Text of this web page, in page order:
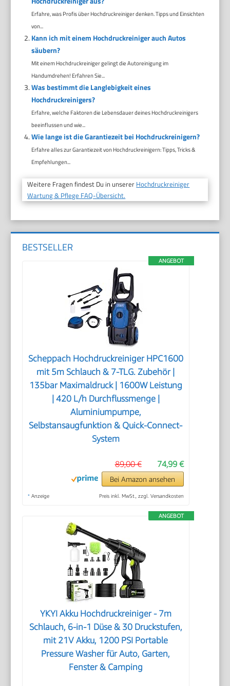
Erfahre, was Profis über Hochdruckreiniger denken. Tipps und Einsichten
von...
Kann ich mit einem Hochdruckreiniger auch Autos
säubern?
Mit einem Hochdruckreiniger gelingt die Autoreinigung im
Handumdrehen! Erfahren Sie...
Was bestimmt die Langlebigkeit eines
Hochdruckreinigers?
Erfahre, welche Faktoren die Lebensdauer deines Hochdruckreinigers
beeinflussen und wie...
Wie lange ist die Garantiezeit bei Hochdruckreinigern?
Erfahre alles zur Garantiezeit von Hochdruckreinigern: Tipps, Tricks &
Empfehlungen...
Weitere Fragen findest Du in unserer Hochdruckreiniger
Wartung & Pflege FAQ-Übersicht.
BESTSELLER
ANGEBOT
Scheppach Hochdruckreiniger HPC1600
mit 5m Schlauch & 7-TLG. Zubehör |
135bar Maximaldruck | 1600W Leistung
| 420 L/h Durchflussmenge |
Aluminiumpumpe,
Selbstansaugfunktion & Quick-Connect-
System
74,99 €
89,00 €
Bei Amazon ansehen
* Anzeige Preis inkl. MwSt., zzgl. Versandkosten
ANGEBOT
YKYI Akku Hochdruckreiniger - 7m
Schlauch, 6-in-1 Düse & 30 Druckstufen,
mit 21V Akku, 1200 PSI Portable
Pressure Washer für Auto, Garten,
Fenster & Camping